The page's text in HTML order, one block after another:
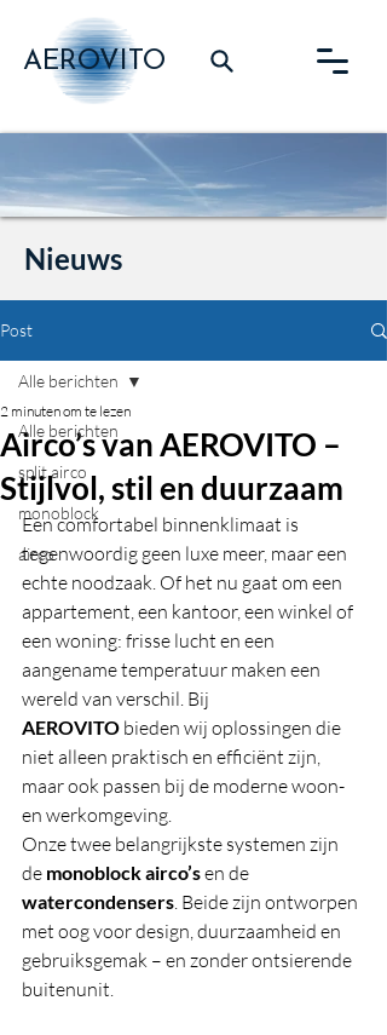
AEROVITO
Nieuws
Post
Alle berichten
split airco
monoblock
airco
Alle berichten
Airco’s van AEROVITO –
Stijlvol, stil en duurzaam
2 minuten om te lezen
Een comfortabel binnenklimaat is
tegenwoordig geen luxe meer, maar een
echte noodzaak. Of het nu gaat om een
appartement, een kantoor, een winkel of
een woning: frisse lucht en een
aangename temperatuur maken een
wereld van verschil. Bij
AEROVITO bieden wij oplossingen die
niet alleen praktisch en efficiënt zijn,
maar ook passen bij de moderne woon-
en werkomgeving.
Onze twee belangrijkste systemen zijn
de monoblock airco’s en de
watercondensers. Beide zijn ontworpen
met oog voor design, duurzaamheid en
gebruiksgemak – en zonder ontsierende
buitenunit.